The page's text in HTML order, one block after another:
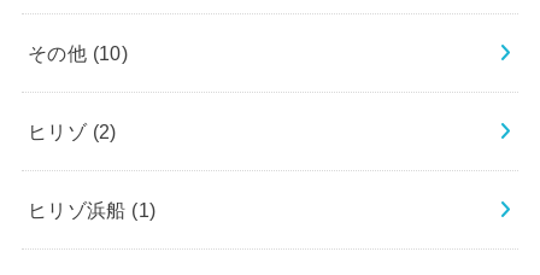
その他 (10)
ヒリゾ (2)
ヒリゾ浜船 (1)